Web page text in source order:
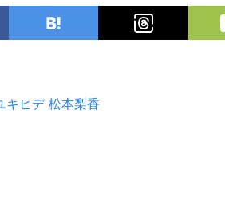
キヒデ 松本梨香